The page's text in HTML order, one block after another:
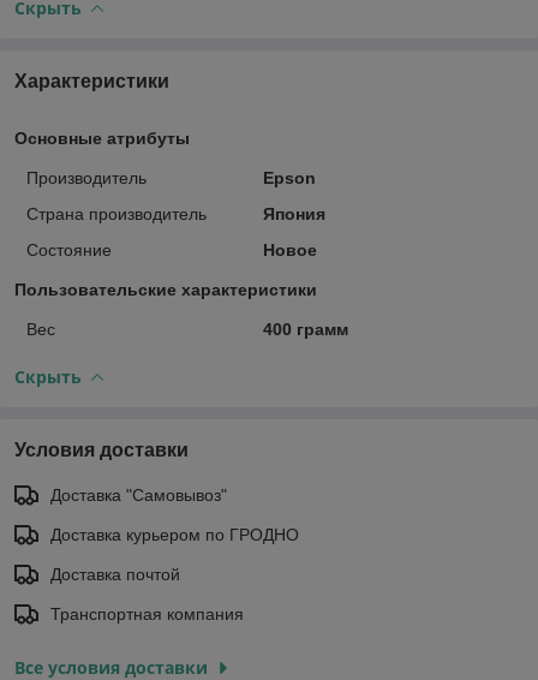
Скрыть
Характеристики
Основные атрибуты
Производитель
Epson
Страна производитель
Япония
Состояние
Новое
Пользовательские характеристики
Вес 400 грамм
Скрыть
Условия доставки
Доставка "Самовывоз"
Доставка курьером по ГРОДНО
Доставка почтой
Транспортная компания
Все условия доставки